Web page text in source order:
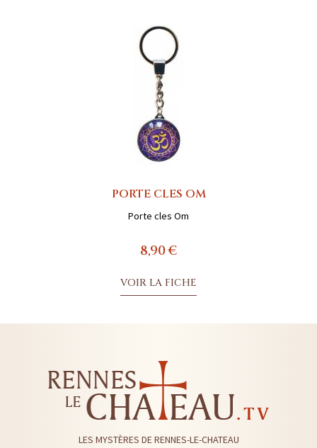
PORTE CLES OM
Porte cles Om
8,90 €
VOIR LA FICHE
LES MYSTÈRES DE RENNES-LE-CHATEAU